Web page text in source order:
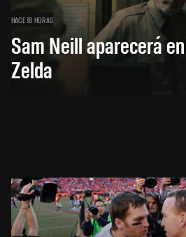
HACE 18 HORAS
Sam Neill aparecerá
Zelda